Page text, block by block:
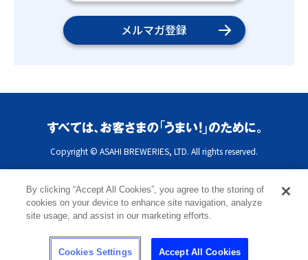
メルマガ登録
Copyright © ASAHI BREWERIES, LTD. All rights reserved.
By clicking “Accept All Cookies”, you agree to the storing of
cookies on your device to enhance site navigation, analyze
site usage, and assist in our marketing efforts.
Cookies Settings Accept All Cookies